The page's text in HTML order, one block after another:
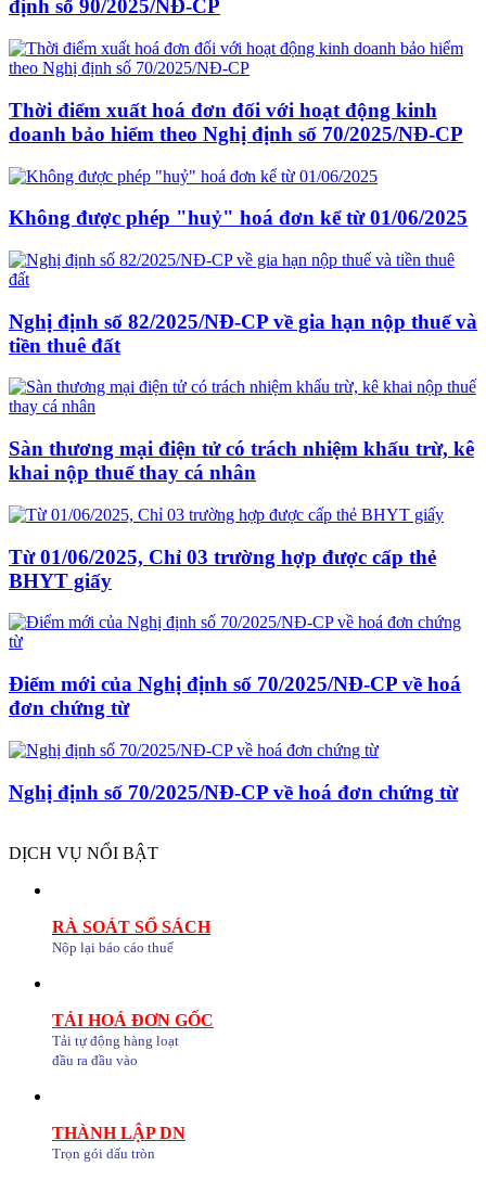
định số 90/2025/NĐ-CP
Thời điểm xuất hoá đơn đối với hoạt động kinh
doanh bảo hiểm theo Nghị định số 70/2025/NĐ-CP
Không được phép "huỷ" hoá đơn kể từ 01/06/2025
Nghị định số 82/2025/NĐ-CP về gia hạn nộp thuế và
tiền thuê đất
Sàn thương mại điện tử có trách nhiệm khấu trừ, kê
khai nộp thuế thay cá nhân
Từ 01/06/2025, Chỉ 03 trường hợp được cấp thẻ
BHYT giấy
Điểm mới của Nghị định số 70/2025/NĐ-CP về hoá
đơn chứng từ
Nghị định số 70/2025/NĐ-CP về hoá đơn chứng từ
DỊCH VỤ NỔI BẬT
RÀ SOÁT SỔ SÁCH
Nộp lại báo cáo thuế
TẢI HOÁ ĐƠN GỐC
Tải tự động hàng loạt
đầu ra đầu vào
THÀNH LẬP DN
Trọn gói dấu tròn